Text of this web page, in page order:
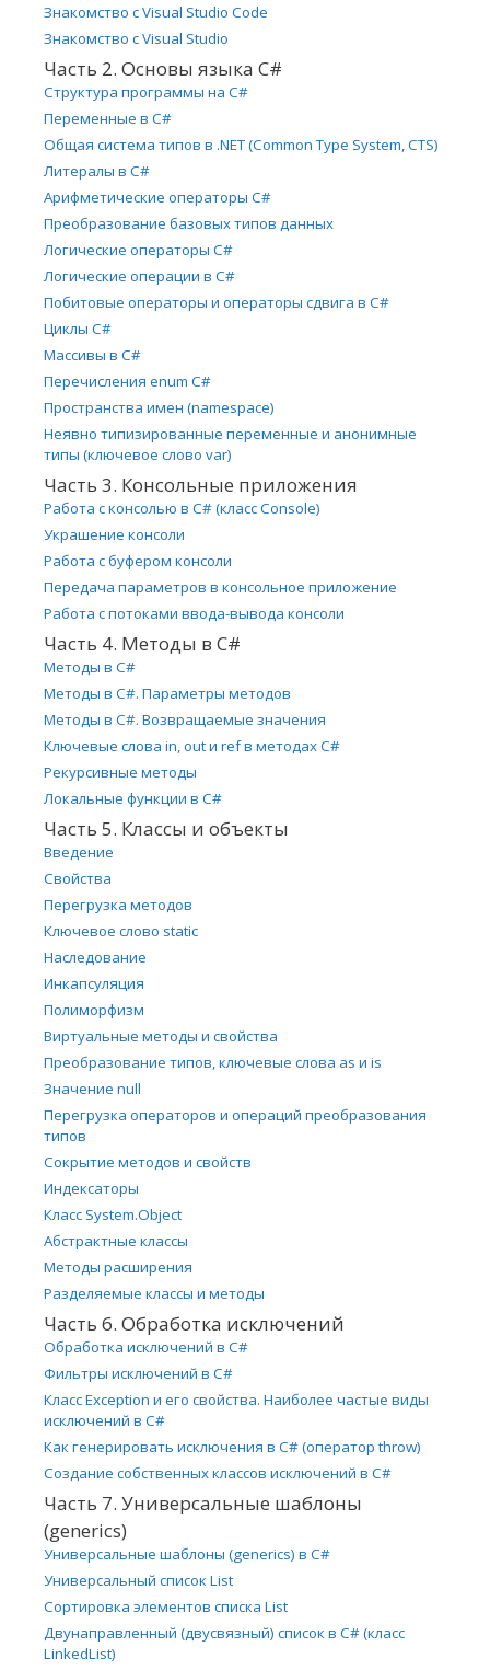
Знакомство с Visual Studio Code
Знакомство с Visual Studio
Часть 2. Основы языка C#
Структура программы на C#
Переменные в C#
Общая система типов в .NET (Common Type System, CTS)
Литералы в C#
Арифметические операторы C#
Преобразование базовых типов данных
Логические операторы C#
Логические операции в C#
Побитовые операторы и операторы сдвига в C#
Циклы C#
Массивы в C#
Перечисления enum C#
Пространства имен (namespace)
Неявно типизированные переменные и анонимные
типы (ключевое слово var)
Часть 3. Консольные приложения
Работа с консолью в C# (класс Console)
Украшение консоли
Работа с буфером консоли
Передача параметров в консольное приложение
Работа с потоками ввода-вывода консоли
Часть 4. Методы в C#
Методы в C#
Методы в C#. Параметры методов
Методы в C#. Возвращаемые значения
Ключевые слова in, out и ref в методах C#
Рекурсивные методы
Локальные функции в C#
Часть 5. Классы и объекты
Введение
Свойства
Перегрузка методов
Ключевое слово static
Наследование
Инкапсуляция
Полиморфизм
Виртуальные методы и свойства
Преобразование типов, ключевые слова as и is
Значение null
Перегрузка операторов и операций преобразования
типов
Сокрытие методов и свойств
Индексаторы
Класс System.Object
Абстрактные классы
Методы расширения
Разделяемые классы и методы
Часть 6. Обработка исключений
Обработка исключений в C#
Фильтры исключений в C#
Класс Exception и его свойства. Наиболее частые виды
исключений в C#
Как генерировать исключения в C# (оператор throw)
Создание собственных классов исключений в C#
Часть 7. Универсальные шаблоны
(generics)
Универсальные шаблоны (generics) в C#
Универсальный список List
Сортировка элементов списка List
Двунаправленный (двусвязный) список в C# (класс
LinkedList)